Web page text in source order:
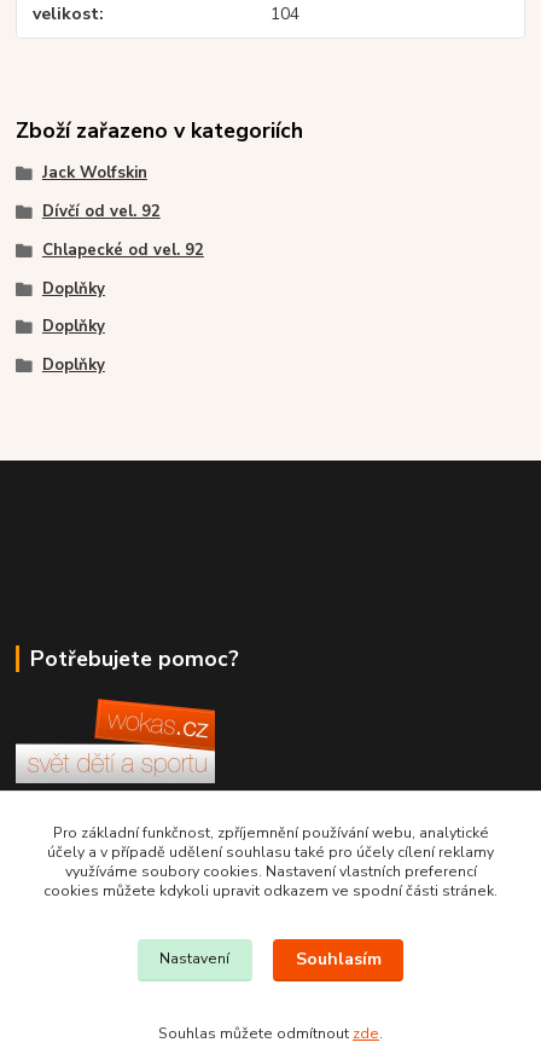
velikost 104
Zboží zařazeno v kategoriích
Jack Wolfskin
Dívčí od vel. 92
Chlapecké od vel. 92
Doplňky
Doplňky
Doplňky
Potřebujete pomoc?
+420 380 830 198
wokas.online@yahoo.cz
Pro základní funkčnost, zpříjemnění používání webu, analytické
účely a v případě udělení souhlasu také pro účely cílení reklamy
využíváme soubory cookies. Nastavení vlastních preferencí
cookies můžete kdykoli upravit odkazem ve spodní části stránek.
Nastavení Souhlasím
Souhlas můžete odmítnout zde.